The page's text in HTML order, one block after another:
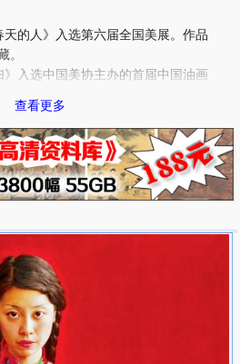
的人》入选第六届全国美展。作品
。
入选中国美协主办的首届中国油画
油画创作研修班。作品 《雀巢》 入
，被中国美术馆收藏。连环画《雪国》
奖。
参加在新加坡举办的中央美术学院油
参加韩国中国油画展。作品《雀巢》
欧考察。
第八届全国美展、获优秀作品
选四届全国水彩画展，获银第牌
参加中国油画名家百人油画展。水
美展获优秀作品奖。
查看更多